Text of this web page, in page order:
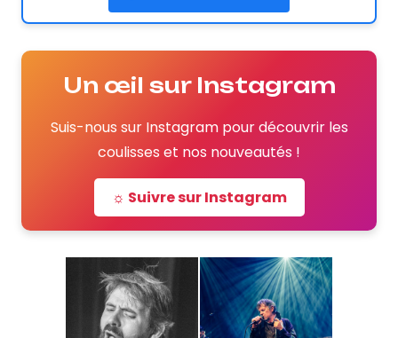
Un œil sur Instagram
Suis-nous sur Instagram pour découvrir les
coulisses et nos nouveautés !
☼ Suivre sur Instagram